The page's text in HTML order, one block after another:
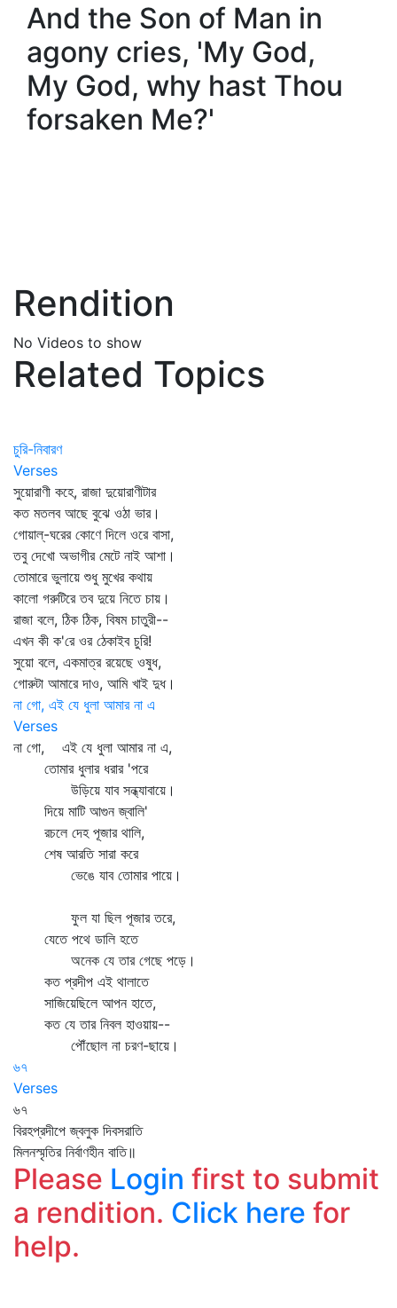
And the Son of Man in
agony cries, 'My God,
My God, why hast Thou
forsaken Me?'
Rendition
No Videos to show
Related Topics
চুরি-নিবারণ
Verses
সুয়োরাণী কহে, রাজা দুয়োরাণীটার
কত মতলব আছে বুঝে ওঠা ভার।
গোয়াল্‌-ঘরের কোণে দিলে ওরে বাসা,
তবু দেখো অভাগীর মেটে নাই আশা।
তোমারে ভুলায়ে শুধু মুখের কথায়
কালো গরুটিরে তব দুয়ে নিতে চায়।
রাজা বলে, ঠিক ঠিক, বিষম চাতুরী--
এখন কী ক'রে ওর ঠেকাইব চুরি!
সুয়ো বলে, একমাত্র রয়েছে ওষুধ,
গোরুটা আমারে দাও, আমি খাই দুধ।
না গো, এই যে ধুলা আমার না এ
Verses
না গো, এই যে ধুলা আমার না এ,
তোমার ধুলার ধরার 'পরে
উড়িয়ে যাব সন্ধ্যাবায়ে।
দিয়ে মাটি আগুন জ্বালি'
রচলে দেহ পূজার থালি,
শেষ আরতি সারা করে
ভেঙে যাব তোমার পায়ে।
ফুল যা ছিল পূজার তরে,
যেতে পথে ডালি হতে
অনেক যে তার গেছে পড়ে।
কত প্রদীপ এই থালাতে
সাজিয়েছিলে আপন হাতে,
কত যে তার নিবল হাওয়ায়--
পৌঁছোল না চরণ-ছায়ে।
৬৭
Verses
৬৭
বিরহপ্রদীপে জ্বলুক দিবসরাতি
মিলনস্মৃতির নির্বাণহীন বাতি॥
Please Login first to submit
a rendition. Click here for
help.